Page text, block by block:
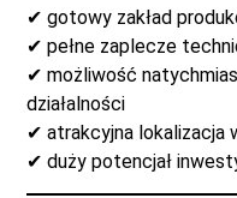
✔ gotowy zakład
✔ pełne zaplecze
✔ możliwość
działalności
✔ atrakcyjna lokalizacja
✔ duży potencjał